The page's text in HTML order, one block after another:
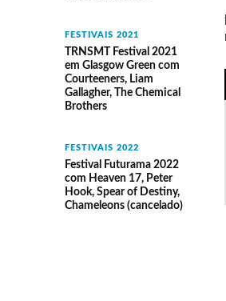
FESTIVAIS 2021
TRNSMT Festival 2021
em Glasgow Green com
Courteeners, Liam
Gallagher, The Chemical
Brothers
FESTIVAIS 2022
Festival Futurama 2022
com Heaven 17, Peter
Hook, Spear of Destiny,
Chameleons (cancelado)